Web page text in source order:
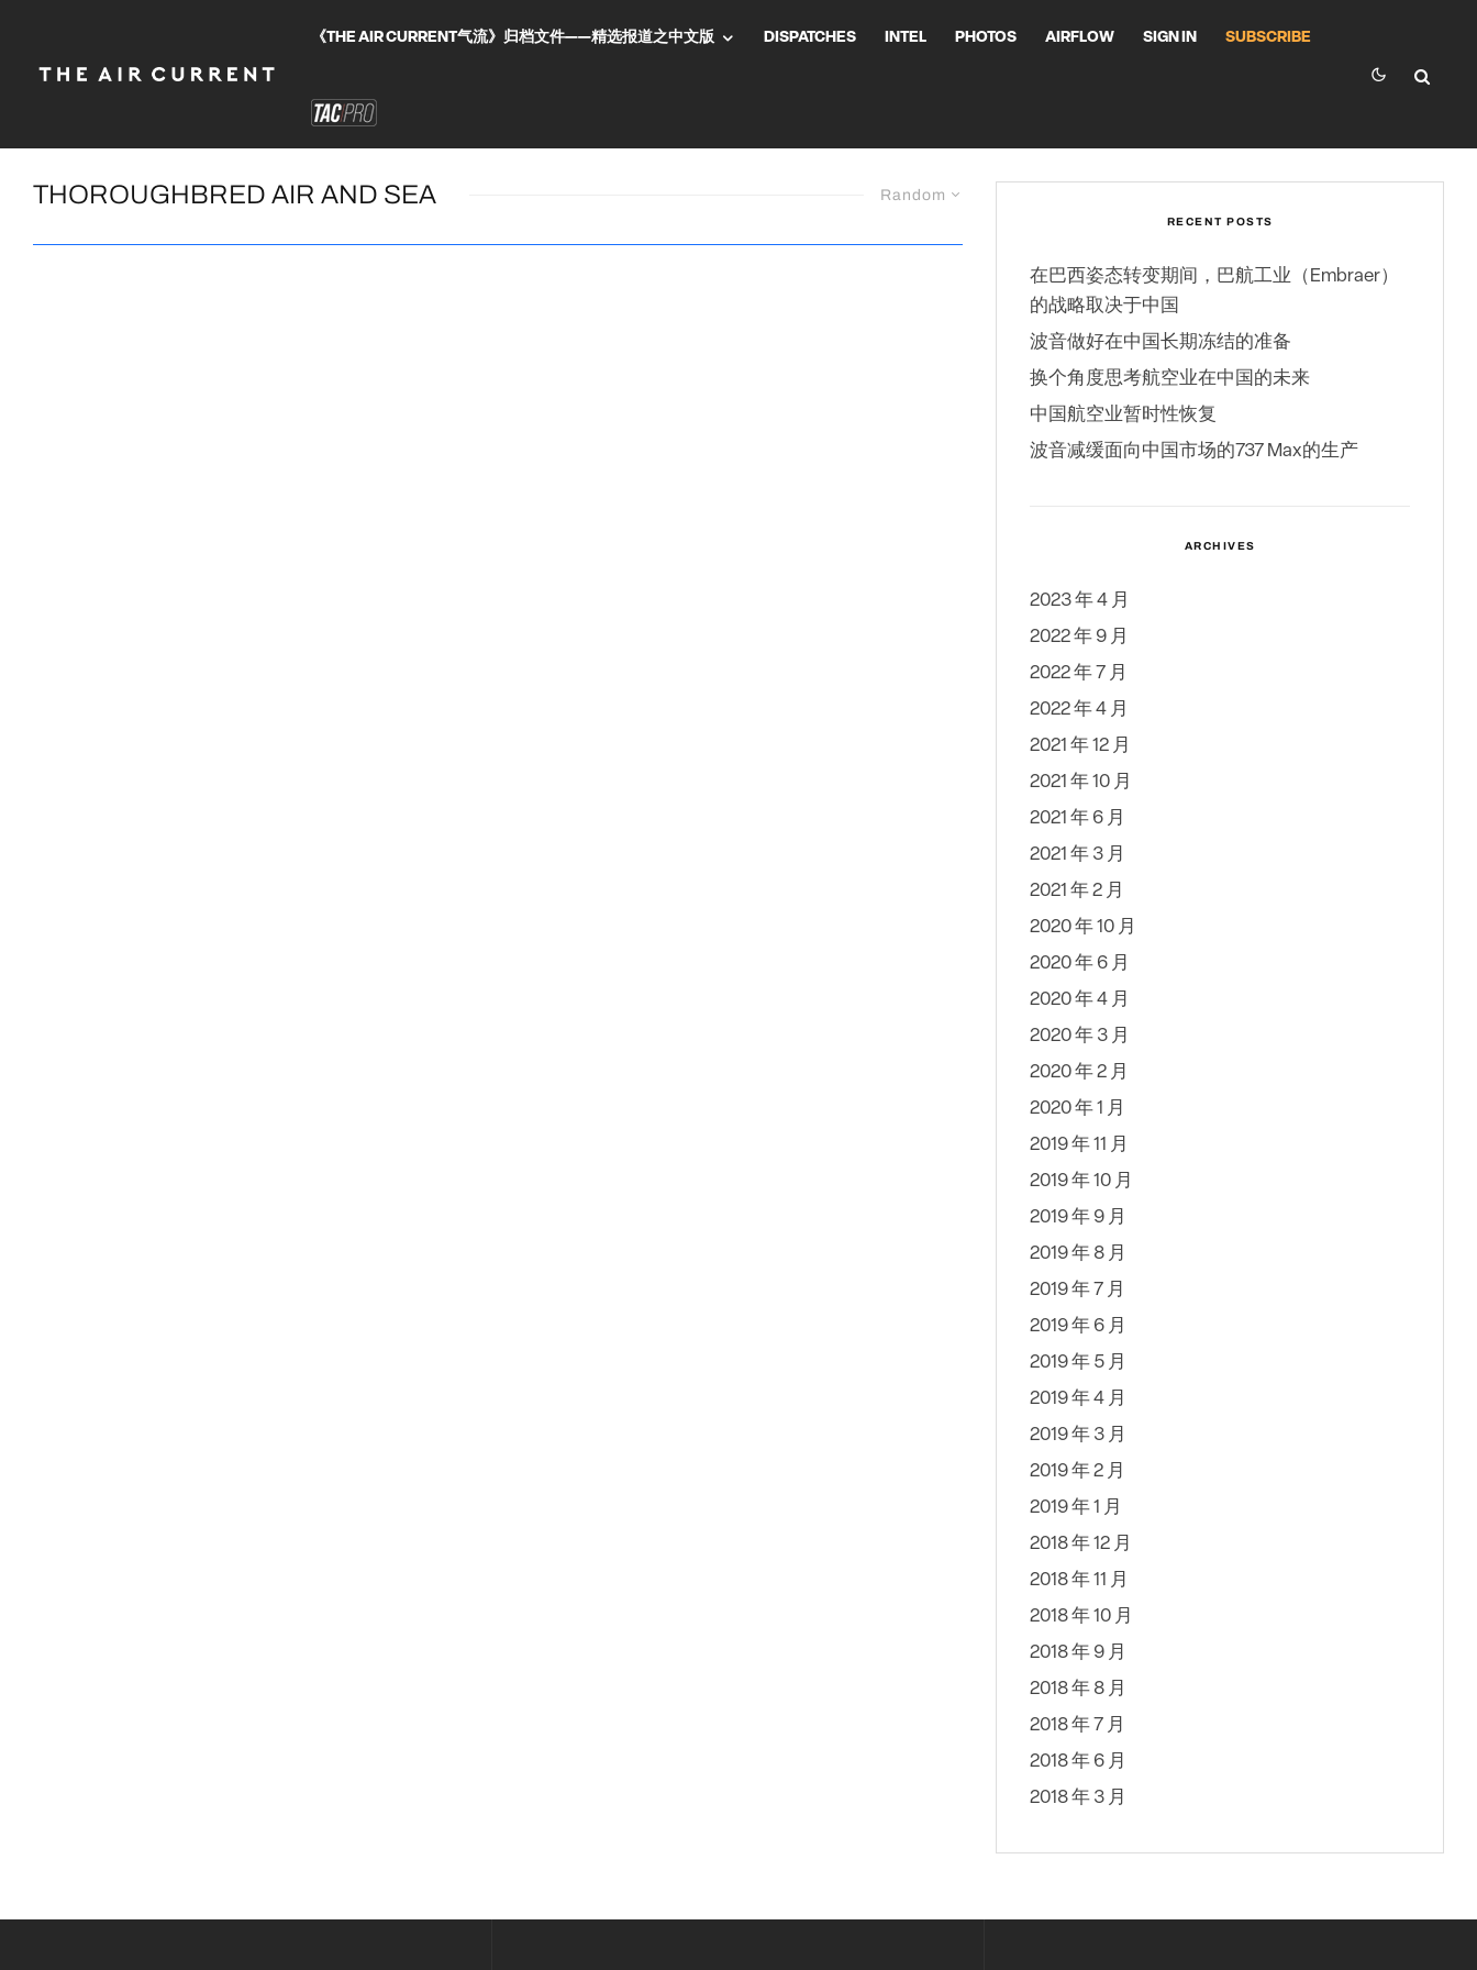
《THE AIR CURRENT气流》归档文件——精选报道之中文版 DISPATCHES INTEL PHOTOS AIRFLOW SIGN IN SUBSCRIBE
Random
THOROUGHBRED AIR AND SEA
RECENT POSTS
在巴西姿态转变期间，巴航工业（Embraer）
的战略取决于中国
波音做好在中国长期冻结的准备
换个角度思考航空业在中国的未来
中国航空业暂时性恢复
波音减缓面向中国市场的737 Max的生产
ARCHIVES
2023 年 4 月
2022 年 9 月
2022 年 7 月
2022 年 4 月
2021 年 12 月
2021 年 10 月
2021 年 6 月
2021 年 3 月
2021 年 2 月
2020 年 10 月
2020 年 6 月
2020 年 4 月
2020 年 3 月
2020 年 2 月
2020 年 1 月
2019 年 11 月
2019 年 10 月
2019 年 9 月
2019 年 8 月
2019 年 7 月
2019 年 6 月
2019 年 5 月
2019 年 4 月
2019 年 3 月
2019 年 2 月
2019 年 1 月
2018 年 12 月
2018 年 11 月
2018 年 10 月
2018 年 9 月
2018 年 8 月
2018 年 7 月
2018 年 6 月
2018 年 3 月